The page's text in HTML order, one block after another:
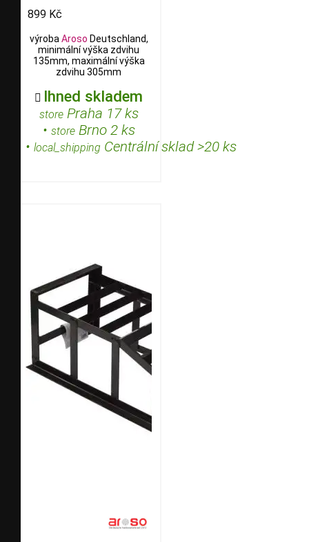
899 Kč
výroba Aroso Deutschland,
minimální výška zdvihu
135mm, maximální výška
zdvihu 305mm
 Ihned skladem
storePraha 17 ks
• storeBrno 2 ks
• local_shipping Centrální sklad >20 ks